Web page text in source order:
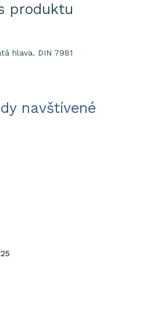
produktu
hlava. DIN 7981
navštívené